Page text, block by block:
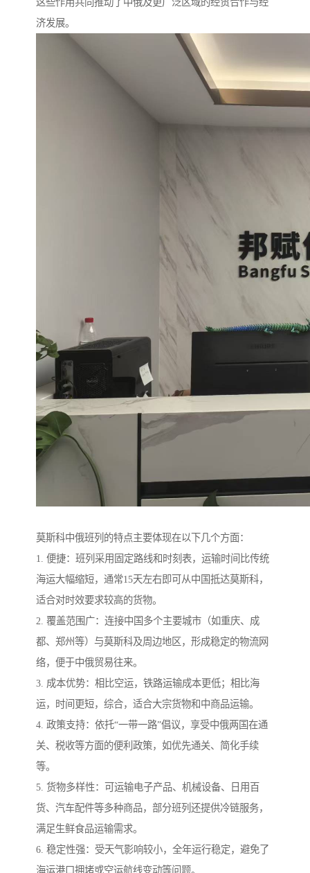
这些作用共同推动了中俄及更广泛区域的经贸合作与经
济发展。
莫斯科中俄班列的特点主要体现在以下几个方面：
1. 便捷：班列采用固定路线和时刻表，运输时间比传统
海运大幅缩短，通常15天左右即可从中国抵达莫斯科，
适合对时效要求较高的货物。
2. 覆盖范围广：连接中国多个主要城市（如重庆、成
都、郑州等）与莫斯科及周边地区，形成稳定的物流网
络，便于中俄贸易往来。
3. 成本优势：相比空运，铁路运输成本更低；相比海
运，时间更短，综合，适合大宗货物和中商品运输。
4. 政策支持：依托“一带一路”倡议，享受中俄两国在通
关、税收等方面的便利政策，如优先通关、简化手续
等。
5. 货物多样性：可运输电子产品、机械设备、日用百
货、汽车配件等多种商品，部分班列还提供冷链服务，
满足生鲜食品运输需求。
6. 稳定性强：受天气影响较小，全年运行稳定，避免了
海运港口拥堵或空运航线变动等问题。